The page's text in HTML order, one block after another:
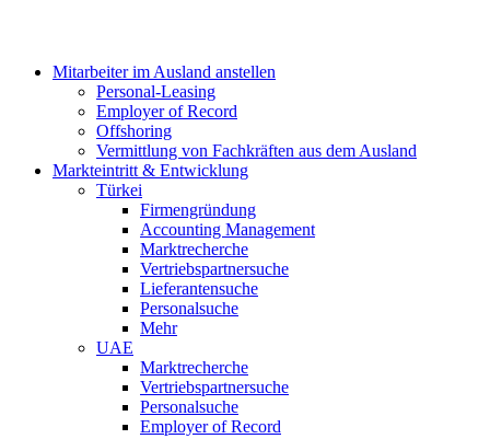
Mitarbeiter im Ausland anstellen
Personal-Leasing
Employer of Record
Offshoring
Vermittlung von Fachkräften aus dem Ausland
Markteintritt & Entwicklung
Türkei
Firmengründung
Accounting Management
Marktrecherche
Vertriebspartnersuche
Lieferantensuche
Personalsuche
Mehr
UAE
Marktrecherche
Vertriebspartnersuche
Personalsuche
Employer of Record